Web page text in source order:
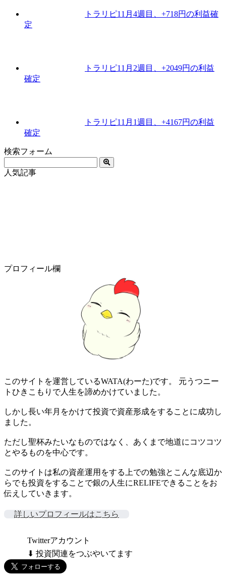
トラリピ11月4週目、+718円の利益確
定
トラリピ11月2週目、+2049円の利益
確定
トラリピ11月1週目、+4167円の利益
確定
検索フォーム
人気記事
プロフィール欄
このサイトを運営しているWATA(わーた)です。 元うつニー
トひきこもりで人生を諦めかけていました。
しかし長い年月をかけて投資で資産形成をすることに成功し
ました。
ただし聖杯みたいなものではなく、あくまで地道にコツコツ
とやるものを中心です。
このサイトは私の資産運用をする上での勉強とこんな底辺か
らでも投資をすることで銀の人生にRELIFEできることをお
伝えしていきます。
詳しいプロフィールはこちら
Twitterアカウント
⬇ 投資関連をつぶやいてます